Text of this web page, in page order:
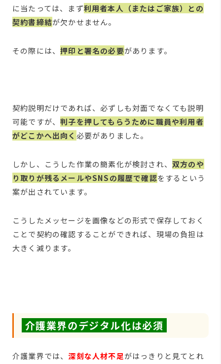
に当たっては、まず利用者本人（またはご家族）との
契約書締結が欠かせません。
その際には、押印と署名の必要があります。
契約説明だけであれば、必ずしも対面でなくても説明
可能ですが、判子を押してもらうために職員や利用者
がどこかへ出向く 必要がありました。
しかし、こうした作業の簡素化が検討され、 双方のや
り取りが残るメールやSNSの履歴で確認をするという
案が出されています。
こうしたメッセージを画像などの形式で保存しておく
ことで契約の確認することができれば、現場の負担は
大きく減ります。
介護業界のデジタル化は必須
介護業界では、深刻な人材不足がはっきりと見てとれ